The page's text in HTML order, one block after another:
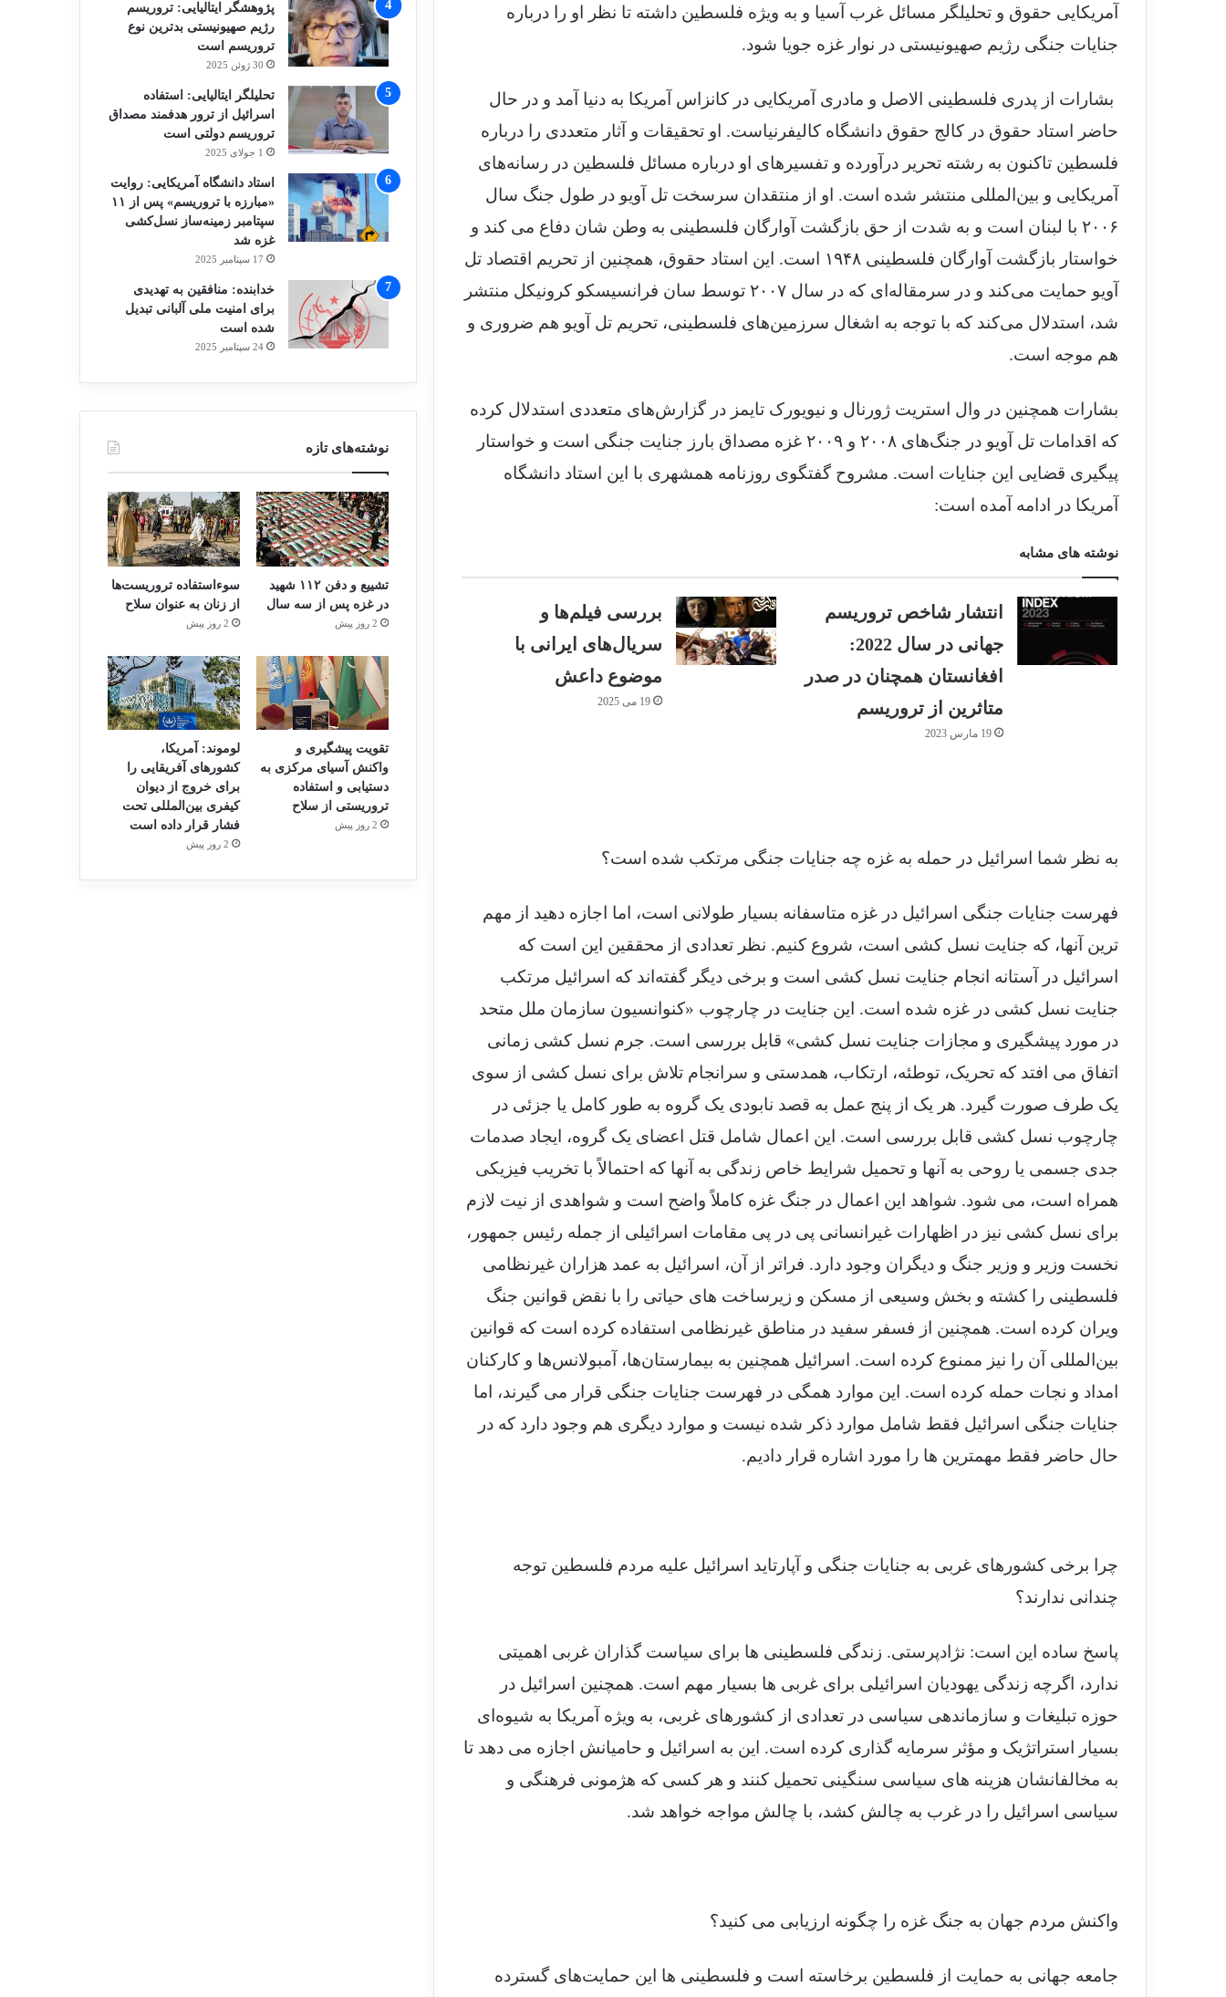
آمریکایی حقوق و تحلیلگر مسائل غرب آسیا و به ویژه فلسطین داشته تا نظر او را درباره
جنایات جنگی رژیم صهیونیستی در نوار غزه جویا شود.
بشارات از پدری فلسطینی الاصل و مادری آمریکایی در کانزاس آمریکا به دنیا آمد و در حال
حاضر استاد حقوق در کالج حقوق دانشگاه کالیفرنیاست. او تحقیقات و آثار متعددی را درباره
فلسطین تاکنون به رشته تحریر درآورده و تفسیرهای او درباره مسائل فلسطین در رسانه‌های
آمریکایی و بین‌المللی منتشر شده است. او از منتقدان سرسخت تل آویو در طول جنگ سال
۲۰۰۶ با لبنان است و به شدت از حق بازگشت آوارگان فلسطینی به وطن شان دفاع می کند و
خواستار بازگشت آوارگان فلسطینی ۱۹۴۸ است. این استاد حقوق، همچنین از تحریم اقتصاد تل
آویو حمایت می‌کند و در سرمقاله‌ای که در سال ۲۰۰۷ توسط سان فرانسیسکو کرونیکل منتشر
شد، استدلال می‌کند که با توجه به اشغال سرزمین‌های فلسطینی، تحریم تل آویو هم ضروری و
هم موجه است.
بشارات همچنین در وال استریت ژورنال و نیویورک تایمز در گزارش‌های متعددی استدلال کرده
که اقدامات تل آویو در جنگ‌های ۲۰۰۸ و ۲۰۰۹ غزه مصداق بارز جنایت جنگی است و خواستار
پیگیری قضایی این جنایات است. مشروح گفتگوی روزنامه همشهری با این استاد دانشگاه
آمریکا در ادامه آمده است:
نوشته های مشابه
انتشار شاخص تروریسم
جهانی در سال 2022:
افغانستان همچنان در صدر
متاثرین از تروریسم
19 مارس 2023
بررسی فیلم‌ها و
سریال‌های ایرانی با
موضوع داعش
19 می 2025
به نظر شما اسرائیل در حمله به غزه چه جنایات جنگی مرتکب شده است؟
فهرست جنایات جنگی اسرائیل در غزه متاسفانه بسیار طولانی است، اما اجازه دهید از مهم
ترین آنها، که جنایت نسل کشی است، شروع کنیم. نظر تعدادی از محققین این است که
اسرائیل در آستانه انجام جنایت نسل کشی است و برخی دیگر گفته‌اند که اسرائیل مرتکب
جنایت نسل کشی در غزه شده است. این جنایت در چارچوب «کنوانسیون سازمان ملل متحد
در مورد پیشگیری و مجازات جنایت نسل کشی» قابل بررسی است. جرم نسل کشی زمانی
اتفاق می افتد که تحریک، توطئه، ارتکاب، همدستی و سرانجام تلاش برای نسل کشی از سوی
یک طرف صورت گیرد. هر یک از پنج عمل به قصد نابودی یک گروه به طور کامل یا جزئی در
چارچوب نسل کشی قابل بررسی است. این اعمال شامل قتل اعضای یک گروه، ایجاد صدمات
جدی جسمی یا روحی به آنها و تحمیل شرایط خاص زندگی به آنها که احتمالاً با تخریب فیزیکی
همراه است، می شود. شواهد این اعمال در جنگ غزه کاملاً واضح است و شواهدی از نیت لازم
برای نسل کشی نیز در اظهارات غیرانسانی پی در پی مقامات اسرائیلی از جمله رئیس جمهور،
نخست وزیر و وزیر جنگ و دیگران وجود دارد. فراتر از آن، اسرائیل به عمد هزاران غیرنظامی
فلسطینی را کشته و بخش وسیعی از مسکن و زیرساخت های حیاتی را با نقض قوانین جنگ
ویران کرده است. همچنین از فسفر سفید در مناطق غیرنظامی استفاده کرده است که قوانین
بین‌المللی آن را نیز ممنوع کرده است. اسرائیل همچنین به بیمارستان‌ها، آمبولانس‌ها و کارکنان
امداد و نجات حمله کرده است. این موارد همگی در فهرست جنایات جنگی قرار می گیرند، اما
جنایات جنگی اسرائیل فقط شامل موارد ذکر شده نیست و موارد دیگری هم وجود دارد که در
حال حاضر فقط مهمترین ها را مورد اشاره قرار دادیم.
چرا برخی کشورهای غربی به جنایات جنگی و آپارتاید اسرائیل علیه مردم فلسطین توجه
چندانی ندارند؟
پاسخ ساده این است: نژادپرستی. زندگی فلسطینی ها برای سیاست گذاران غربی اهمیتی
ندارد، اگرچه زندگی یهودیان اسرائیلی برای غربی ها بسیار مهم است. همچنین اسرائیل در
حوزه تبلیغات و سازماندهی سیاسی در تعدادی از کشورهای غربی، به ویژه آمریکا به شیوه‌ای
بسیار استراتژیک و مؤثر سرمایه گذاری کرده است. این به اسرائیل و حامیانش اجازه می دهد تا
به مخالفانشان هزینه های سیاسی سنگینی تحمیل کنند و هر کسی که هژمونی فرهنگی و
سیاسی اسرائیل را در غرب به چالش کشد، با چالش مواجه خواهد شد.
واکنش مردم جهان به جنگ غزه را چگونه ارزیابی می کنید؟
جامعه جهانی به حمایت از فلسطین برخاسته است و فلسطینی ها این حمایت‌های گسترده
پژوهشگر ایتالیایی: تروریسم
رژیم صهیونیستی بدترین نوع
تروریسم است
30 ژوئن 2025
تحلیلگر ایتالیایی: استفاده
اسرائیل از ترور هدفمند مصداق
تروریسم دولتی است
1 جولای 2025
استاد دانشگاه آمریکایی: روایت
«مبارزه با تروریسم» پس از ۱۱
سپتامبر زمینه‌ساز نسل‌کشی
غزه شد
17 سپتامبر 2025
خدابنده: منافقین به تهدیدی
برای امنیت ملی آلبانی تبدیل
شده است
24 سپتامبر 2025
نوشته‌های تازه
تشییع و دفن ۱۱۲ شهید
در غزه پس از سه سال
2 روز پیش
سوءاستفاده تروریست‌ها
از زنان به عنوان سلاح
2 روز پیش
تقویت پیشگیری و
واکنش آسیای مرکزی به
دستیابی و استفاده
تروریستی از سلاح
2 روز پیش
لوموند: آمریکا،
کشورهای آفریقایی را
برای خروج از دیوان
کیفری بین‌المللی تحت
فشار قرار داده است
2 روز پیش